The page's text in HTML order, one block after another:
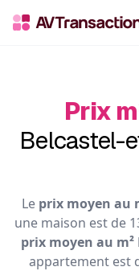
Prix
Belcastel-
Le prix moyen au
une maison est de
prix moyen au m²
appartement est